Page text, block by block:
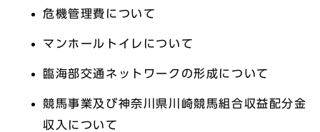
危機管理費について
マンホールトイレについて
臨海部交通ネットワークの形成について
競馬事業及び神奈川県川崎競馬組合収益配分金
収入について